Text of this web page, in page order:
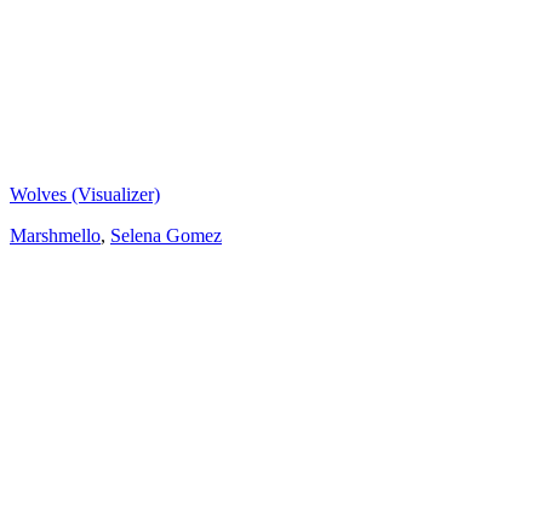
Wolves (Visualizer)
Marshmello, Selena Gomez